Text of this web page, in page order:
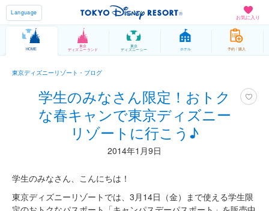
お気に入り
Language
HOME
東京
ディズニーランド
東京
ディズニーシー ホテル 予約 / 購入
東京ディズニーリゾート・ブログ
学生のみなさん限定！おトク
な春キャンで東京ディズニー
リゾートに行こう♪
2014年1月9日
学生のみなさん、こんにちは！
東京ディズニーリゾートでは、3月14日（金）まで使える学生限